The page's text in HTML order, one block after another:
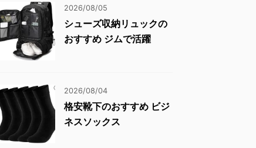
2026/08/05
シューズ収納リュックの
おすすめ ジムで活躍
2026/08/04
格安靴下のおすすめ ビジ
ネスソックス